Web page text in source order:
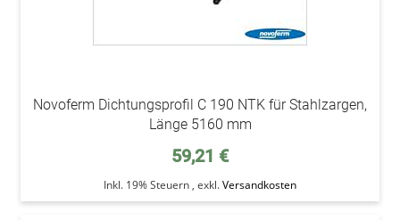
Novoferm Dichtungsprofil C 190 NTK für Stahlzargen,
Länge 5160 mm
59,21 €
Inkl. 19% Steuern , exkl.Versandkosten